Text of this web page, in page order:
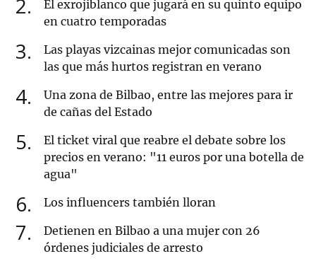
2
El exrojiblanco que jugará en su quinto equipo
en cuatro temporadas
3
Las playas vizcainas mejor comunicadas son
las que más hurtos registran en verano
4
Una zona de Bilbao, entre las mejores para ir
de cañas del Estado
5
El ticket viral que reabre el debate sobre los
precios en verano: "11 euros por una botella de
agua"
6 Los influencers también lloran
7
Detienen en Bilbao a una mujer con 26
órdenes judiciales de arresto